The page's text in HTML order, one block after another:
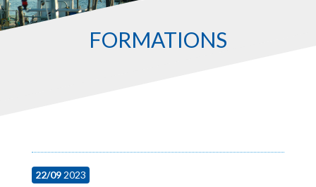
FORMATIONS
22/092023